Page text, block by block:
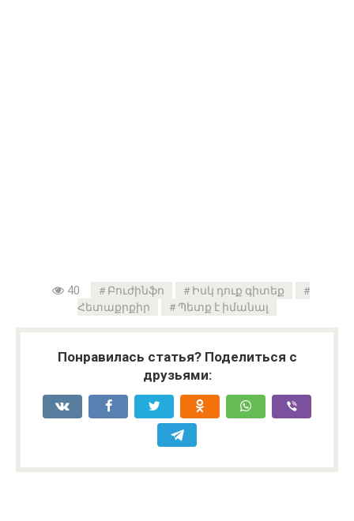
40 Բուժինֆո
Իսկ դուք գիտեք
Հետաքրքիր
Պետք է իմանալ
Понравилась статья? Поделиться с
друзьями: